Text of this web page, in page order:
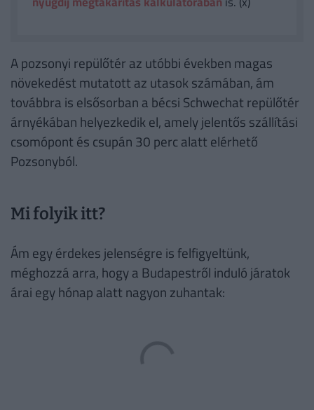
A pozsonyi repülőtér az utóbbi években magas
növekedést mutatott az utasok számában, ám
továbbra is elsősorban a bécsi Schwechat repülőtér
árnyékában helyezkedik el, amely jelentős szállítási
csomópont és csupán 30 perc alatt elérhető
Pozsonyból.
Mi folyik itt?
Ám egy érdekes jelenségre is felfigyeltünk,
méghozzá arra, hogy a Budapestről induló járatok
árai egy hónap alatt nagyon zuhantak: